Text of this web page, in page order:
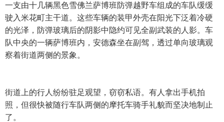
一支由十几辆黑色雪佛兰萨博班防弹越野车组成的车队缓缓
驶入米花町主干道。这些车辆的装甲外壳在阳光下泛着冷硬
的光泽，防弹玻璃后的阴影中隐约可见全副武装的人影。车
队中央的一辆萨博班内，安德森坐在副驾，透过单向玻璃观
察着街道两侧的景象。
街道上的行人纷纷驻足观望，窃窃私语。有人拿出手机拍
照，但很快被随行车队两侧的摩托车骑手礼貌而坚决地制止
了。